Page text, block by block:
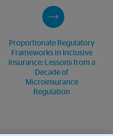
Proportionate Regulatory
Frameworks in Inclusive
Insurance: Lessons from a
Decade of
Microinsurance
Regulation